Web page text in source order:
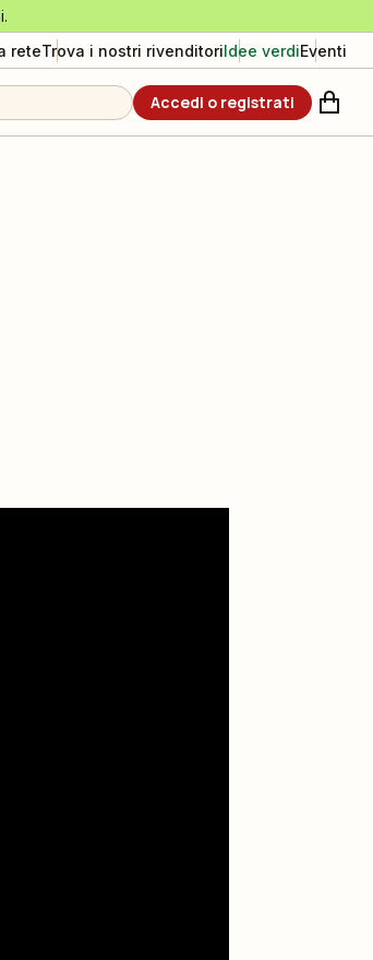
reteTrova i nostri rivenditoriIdee verdiEventi
Accedi o registrati